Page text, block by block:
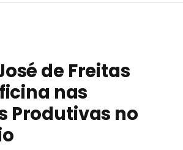
de Freitas
nas
Produtivas no